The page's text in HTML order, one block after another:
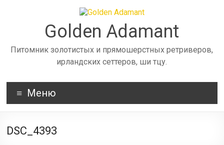
Golden Adamant
Питомник золотистых и прямошерстных ретриверов,
ирландских сеттеров, ши тцу.
Меню
DSC_4393